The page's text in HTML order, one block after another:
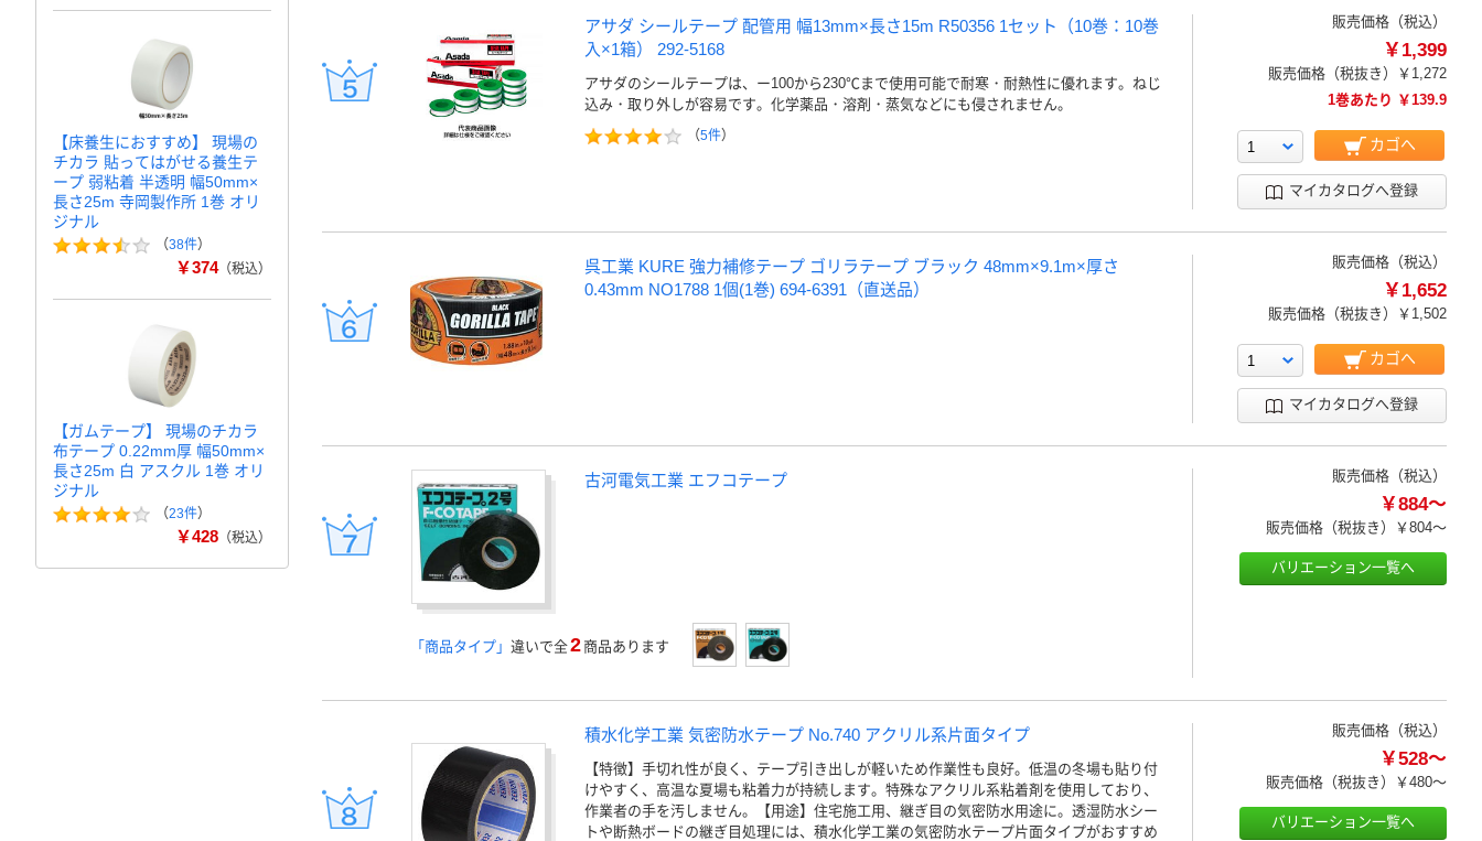
アサダ シールテープ 配管用 幅13mm×長さ15m R50356 1セット（10巻：10巻
入×1箱） 292-5168
アサダのシールテープは、ー100から230℃まで使用可能で耐寒・耐熱性に優れます。ねじ
込み・取り外しが容易です。化学薬品・溶剤・蒸気などにも侵されません。
（5件）
販売価格（税込）
￥1,399
販売価格（税抜き）
￥1,272
1巻あたり ￥139.9
カゴへ
マイカタログへ登録
呉工業 KURE 強力補修テープ ゴリラテープ ブラック 48mm×9.1m×厚さ
0.43mm NO1788 1個(1巻) 694-6391（直送品）
販売価格（税込）
￥1,652
販売価格（税抜き） ￥1,502
カゴへ
マイカタログへ登録
古河電気工業 エフコテープ
「商品タイプ」 違いで全2 商品あります
販売価格（税込）
￥884～
販売価格（税抜き） ￥804～
バリエーション一覧へ
積水化学工業 気密防水テープ No.740 アクリル系片面タイプ
【特徴】手切れ性が良く、テープ引き出しが軽いため作業性も良好。低温の冬場も貼り付
けやすく、高温な夏場も粘着力が持続します。特殊なアクリル系粘着剤を使用しており、
作業者の手を汚しません。【用途】住宅施工用、継ぎ目の気密防水用途に。透湿防水シー
トや断熱ボードの継ぎ目処理には、積水化学工業の気密防水テープ片面タイプがおすすめ
販売価格（税込）
￥528～
販売価格（税抜き） ￥480～
バリエーション一覧へ
【床養生におすすめ】 現場の
チカラ 貼ってはがせる養生テ
ープ 弱粘着 半透明 幅50mm×
長さ25m 寺岡製作所 1巻 オリ
ジナル
（38件）
￥374（税込）
【ガムテープ】 現場のチカラ
布テープ 0.22mm厚 幅50mm×
長さ25m 白 アスクル 1巻 オリ
ジナル
（23件）
￥428 （税込）